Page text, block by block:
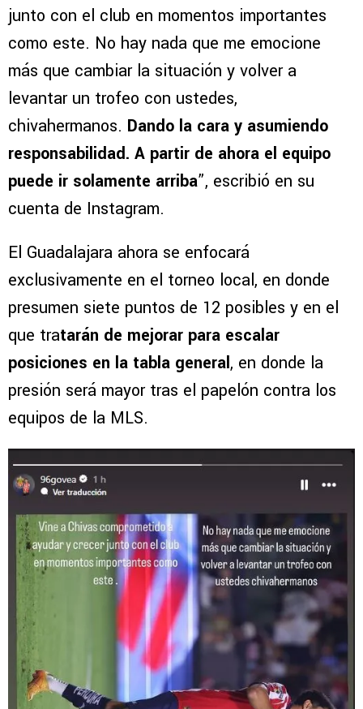
junto con el club en momentos importantes
como este. No hay nada que me emocione
más que cambiar la situación y volver a
levantar un trofeo con ustedes,
chivahermanos. Dando la cara y asumiendo
responsabilidad. A partir de ahora el equipo
puede ir solamente arriba”, escribió en su
cuenta de Instagram.
El Guadalajara ahora se enfocará
exclusivamente en el torneo local, en donde
presumen siete puntos de 12 posibles y en el
que tratarán de mejorar para escalar
posiciones en la tabla general, en donde la
presión será mayor tras el papelón contra los
equipos de la MLS.